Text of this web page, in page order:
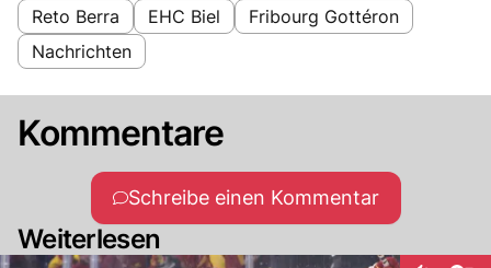
Reto Berra EHC Biel
Fribourg Gottéron
Nachrichten
Kommentare
Schreibe einen Kommentar
Weiterlesen